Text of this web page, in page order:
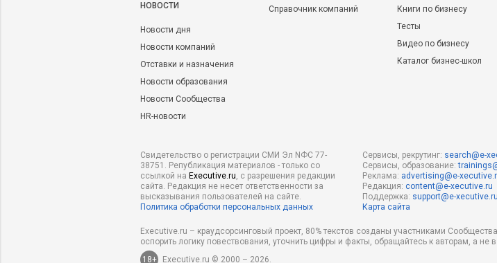
НОВОСТИ
Новости дня
Новости компаний
Отставки и назначения
Новости образования
Новости Сообщества
HR-новости
Справочник компаний
Книги по бизнесу
Тесты
Видео по бизнесу
Каталог бизнес-школ
Свидетельство о регистрации СМИ Эл NФС 77-
38751. Републикация материалов - только со
ссылкой на Executive.ru, с разрешения редакции
сайта. Редакция не несет ответственности за
высказывания пользователей на сайте.
Политика обработки персональных данных
Сервисы, рекрутинг: search@e-
Сервисы, образование:
Реклама: advertising@e-
Редакция: content@e-xecutive.ru
Поддержка: support@e-xecutive.ru
Карта сайта
Executive.ru – краудсорсинговый проект, 80% текстов созданы участниками
оспорить логику повествования, уточнить цифры и факты, обращайтесь к авторам, а
18+
Executive.ru © 2000 – 2026.